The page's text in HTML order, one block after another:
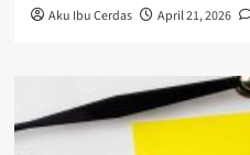
Aku Ibu Cerdas April 21, 2026